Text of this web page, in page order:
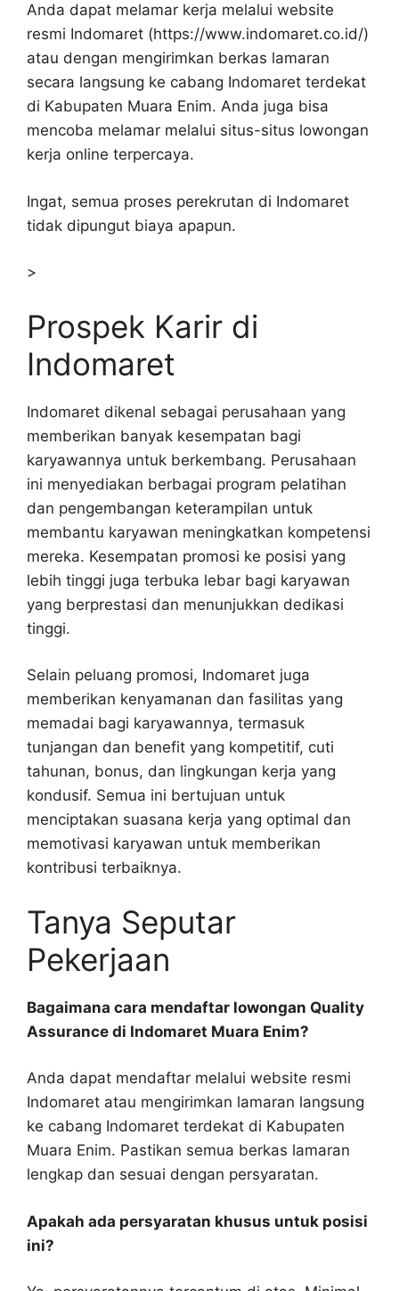
Anda dapat melamar kerja melalui website
resmi Indomaret (https://www.indomaret.co.id/)
atau dengan mengirimkan berkas lamaran
secara langsung ke cabang Indomaret terdekat
di Kabupaten Muara Enim. Anda juga bisa
mencoba melamar melalui situs-situs lowongan
kerja online terpercaya.
Ingat, semua proses perekrutan di Indomaret
tidak dipungut biaya apapun.
>
Prospek Karir di
Indomaret
Indomaret dikenal sebagai perusahaan yang
memberikan banyak kesempatan bagi
karyawannya untuk berkembang. Perusahaan
ini menyediakan berbagai program pelatihan
dan pengembangan keterampilan untuk
membantu karyawan meningkatkan kompetensi
mereka. Kesempatan promosi ke posisi yang
lebih tinggi juga terbuka lebar bagi karyawan
yang berprestasi dan menunjukkan dedikasi
tinggi.
Selain peluang promosi, Indomaret juga
memberikan kenyamanan dan fasilitas yang
memadai bagi karyawannya, termasuk
tunjangan dan benefit yang kompetitif, cuti
tahunan, bonus, dan lingkungan kerja yang
kondusif. Semua ini bertujuan untuk
menciptakan suasana kerja yang optimal dan
memotivasi karyawan untuk memberikan
kontribusi terbaiknya.
Tanya Seputar
Pekerjaan
Bagaimana cara mendaftar lowongan Quality
Assurance di Indomaret Muara Enim?
Anda dapat mendaftar melalui website resmi
Indomaret atau mengirimkan lamaran langsung
ke cabang Indomaret terdekat di Kabupaten
Muara Enim. Pastikan semua berkas lamaran
lengkap dan sesuai dengan persyaratan.
Apakah ada persyaratan khusus untuk posisi
ini?